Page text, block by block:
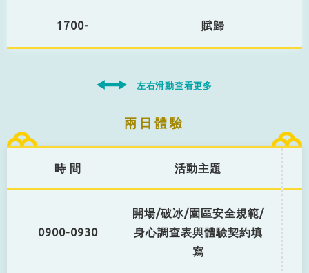
1700- 賦歸
左右滑動查看更多
兩日體驗
時 間 活動主題
0900-0930
開場/破冰/園區安全規範/
身心調查表與體驗契約填
寫